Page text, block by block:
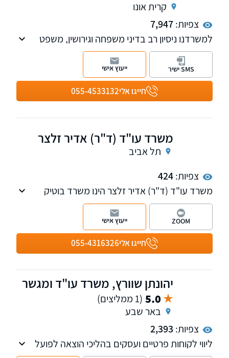
קרית אונו
צפיות:7,947
למשרדנו ניסיון רב בדיני משפחה וגירושין, משפט
אזרחי, משפט מסחרי, פירוק שיתוף, הוצל"פ,
חדלות פירעון, יעילות ומקצוענות!
חייגו אלי055-4533132
SMS ישיר ייעוץ אישי
משרד עו"ד (ד"ר) אדיר זלצר
תל אביב
צפיות:424
משרד עו"ד (ד"ר) אדיר זלצר הינו משרד בוטיק
העוסק בלשון הרע, חדלות פירעון, דיני חינוך
וליטיגציה אזרחית.
חייגו אלי055-4316326
ZOOM ייעוץ אישי
יהונתן שוורץ, משרד עו"ד ומגשר
5.0 (1 ממליצים)
באר שבע
צפיות: 2,393
ליווי לקוחות פרטיים ועסקים בהליכי הוצאה לפועל